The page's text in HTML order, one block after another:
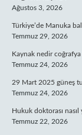
Ağustos 3, 2026
Türkiye’de Manuka
Temmuz 29, 2026
Kaynak nedir coğrafya
Temmuz 24, 2026
29 Mart 2025 güneş
Temmuz 24, 2026
Hukuk doktorası nasıl
Temmuz 22, 2026